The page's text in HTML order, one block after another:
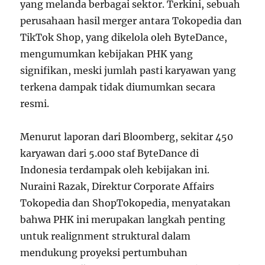
yang melanda berbagai sektor. Terkini, sebuah
perusahaan hasil merger antara Tokopedia dan
TikTok Shop, yang dikelola oleh ByteDance,
mengumumkan kebijakan PHK yang
signifikan, meski jumlah pasti karyawan yang
terkena dampak tidak diumumkan secara
resmi.
Menurut laporan dari Bloomberg, sekitar 450
karyawan dari 5.000 staf ByteDance di
Indonesia terdampak oleh kebijakan ini.
Nuraini Razak, Direktur Corporate Affairs
Tokopedia dan ShopTokopedia, menyatakan
bahwa PHK ini merupakan langkah penting
untuk realignment struktural dalam
mendukung proyeksi pertumbuhan